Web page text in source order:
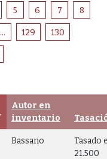
5 6 7 8
... 129 130
Autor en
inventario
Bassano
Tasado
21.500